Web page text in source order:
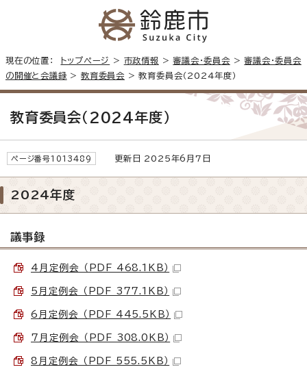
現在の位置： トップページ > 市政情報 >審議会・委員会 >審議会・委員会
の開催と会議録 >教育委員会 > 教育委員会（2024年度）
教育委員会（2024年度）
ページ番号1013489 更新日 2025年6月7日
2024年度
議事録
4月定例会 （PDF 468.1KB）
5月定例会 （PDF 377.1KB）
6月定例会 （PDF 445.5KB）
7月定例会 （PDF 308.0KB）
8月定例会 （PDF 555.5KB）